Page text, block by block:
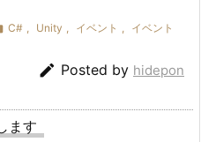
C# , Unity , イベント , イベント
 Posted by hidepon
ます